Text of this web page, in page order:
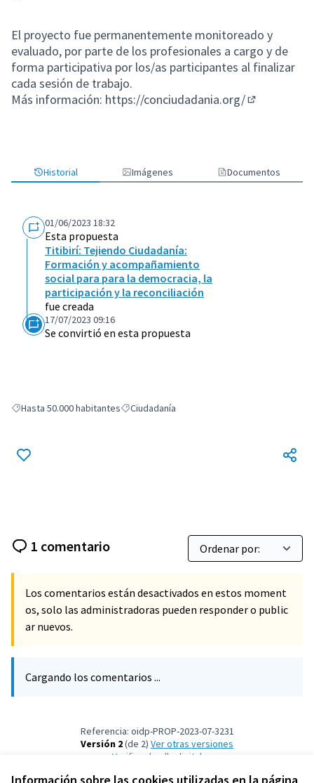
El proyecto fue permanentemente monitoreado y
evaluado, por parte de los profesionales a cargo y de
forma participativa por los/as participantes al finalizar
cada sesión de trabajo.
Más información: https://conciudadania.org/
Historial Imágenes Documentos
01/06/2023 18:32
Esta propuesta
Titibirí: Tejiendo Ciudadanía:
Formación y acompañamiento
social para para la democracia, la
participación y la reconciliación
fue creada
17/07/2023 09:16
Se convirtió en esta propuesta
Resultados al filtrar por: Hasta 50.000 habitantes
Hasta 50.000 habitantesResultados al filtrar por: Ciudadanía
Ciudadanía
1 comentario
Los comentarios están desactivados en estos moment
os, solo las administradoras pueden responder o public
ar nuevos.
Cargando los comentarios ...
Referencia: oidp-PROP-2023-07-3231
Versión 2(de 2)
ver otras versiones
Verificar huella digital